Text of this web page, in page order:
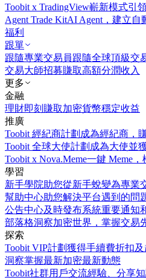
Toobit x TradingView嶄新模式引
Agent Trade KitAI Agent，建立自
福利
跟單
跟隨專業交易員跟隨全球頂級交
交易大師招募賺取高額分潤收入
更多
金融
理財即刻賺取加密貨幣穩定收益
推廣
Toobit 經紀商計劃 成為經紀商，
Toobit 全球大使計劃 成為大使並
Toobit x Nova.Meme一鍵 Meme，
學習
新手學院助您從新手蛻變為專業
幫助中心助您解決平台遇到的問
公告中心及時發布系統重要通知
部落格洞察加密世界，掌握交易
探索
Toobit VIP計劃獲得手續費折扣
洞察掌握最新加密最新動態
Toobit社群用戶交流經驗、分享